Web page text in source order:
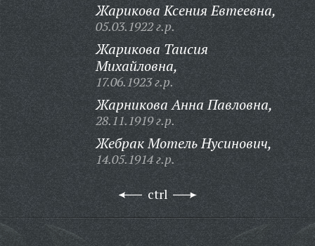
Жарикова Ксения Евтеевна,
05.03.1922 г.р.
Жарикова Таисия
Михайловна,
17.06.1923 г.р.
Жарникова Анна Павловна,
28.11.1919 г.р.
Жебрак Мотель Нусинович,
14.05.1914 г.р.
ctrl